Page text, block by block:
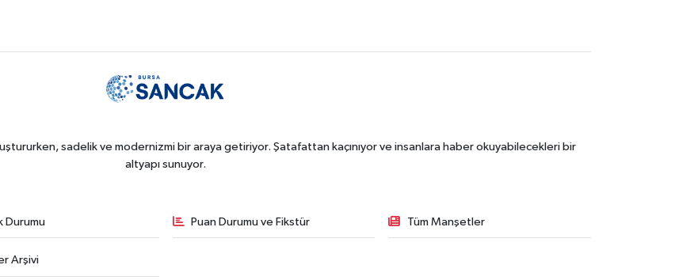
sadelik ve modernizmi bir araya getiriyor. Şatafattan kaçınıyor ve insanlara haber okuyabilecekleri bir
altyapı sunuyor.
Durumu Puan Durumu ve Fikstür Tüm Manşetler
Arşivi